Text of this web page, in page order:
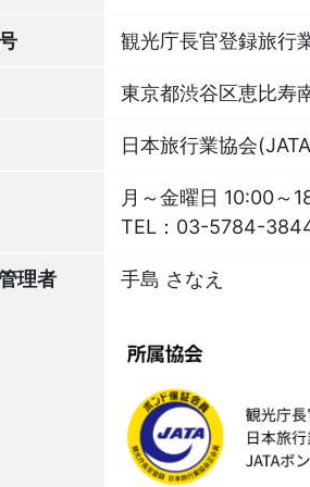
観光庁長官登録旅行
東京都渋谷区恵比寿
日本旅行業協会
月～金曜日 10:00～
TEL： 03-5784-
理者 手島 さなえ